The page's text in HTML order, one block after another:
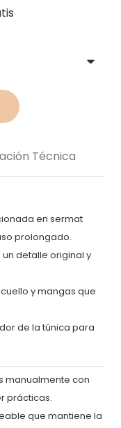
Técnica
en sermat
prolongado.
detalle original y
y mangas que
de la túnica para
manualmente con
prácticas.
que mantiene la